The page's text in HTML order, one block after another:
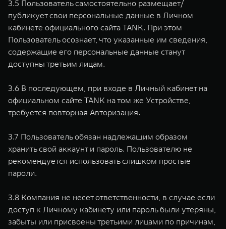
3.5 Пользователь самостоятельно размещает/
публикует свои персональные данные в Личном
кабинете официального сайта TANK. При этом
Пользователь осознает, что указанные им сведения,
содержащие его персональные данные станут
доступны третьим лицам.
3.6 В последующем, при входе в Личный кабинет на
официальном сайте TANK на том же Устройстве,
требуется повторная Авторизация.
3.7 Пользователь обязан надлежащим образом
хранить свой аккаунт и пароль. Пользователю не
рекомендуется использовать слишком простые
пароли.
3.8 Компания не несет ответственности, в случае если
доступ к Личному кабинету или пароль были утеряны,
забыты или присвоены третьими лицами по причинам,